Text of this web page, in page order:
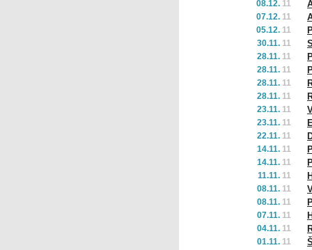
08.12. 11
07.12. 11
05.12. 11
30.11. 11
28.11. 11
28.11. 11
28.11. 11
28.11. 11
23.11. 11
23.11. 11
22.11. 11
14.11. 11
14.11. 11
11.11. 11
08.11. 11
08.11. 11
07.11. 11
04.11. 11
01.11. 11